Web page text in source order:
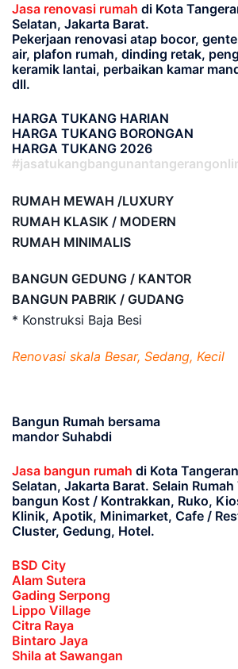
Jasa renovasi rumah di Kota
Selatan, Jakarta Barat.
Pekerjaan renovasi atap bocor,
air, plafon rumah, dinding retak,
keramik lantai, perbaikan kamar
dll.
HARGA TUKANG HARIAN
HARGA TUKANG BORONGAN
HARGA TUKANG 2026
RUMAH MEWAH /LUXURY
RUMAH KLASIK / MODERN
RUMAH MINIMALIS
BANGUN GEDUNG / KANTOR
BANGUN PABRIK / GUDANG
* Konstruksi Baja Besi
Renovasi skala Besar, Sedang, Kecil
Bangun Rumah bersama
mandor Suhabdi
Jasa bangun rumah di Kota
Selatan, Jakarta Barat. Selain
bangun Kost / Kontrakkan, Ruko,
Klinik, Apotik, Minimarket, Cafe /
Cluster, Gedung, Hotel.
BSD City
Alam Sutera
Gading Serpong
Lippo Village
Citra Raya
Bintaro Jaya
Shila at Sawangan